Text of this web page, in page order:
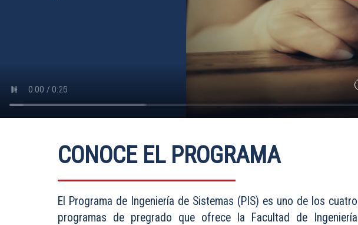
CONOCE EL PROGRAMA
El Programa de Ingeniería de Sistemas (PIS) es uno de los cuatro
programas de pregrado que ofrece la Facultad de Ingeniería